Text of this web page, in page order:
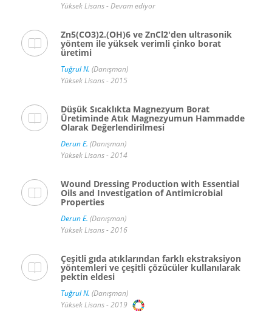
Yüksek Lisans - Devam ediyor
Zn5(CO3)2.(OH)6 ve ZnCl2'den ultrasonik
yöntem ile yüksek verimli çinko borat
üretimi
Tuğrul N. (Danışman)
Yüksek Lisans - 2015
Düşük Sıcaklıkta Magnezyum Borat
Üretiminde Atık Magnezyumun Hammadde
Olarak Değerlendirilmesi
Derun E. (Danışman)
Yüksek Lisans - 2014
Wound Dressing Production with Essential
Oils and Investigation of Antimicrobial
Properties
Derun E. (Danışman)
Yüksek Lisans - 2016
Çeşitli gıda atıklarından farklı ekstraksiyon
yöntemleri ve çeşitli çözücüler kullanılarak
pektin eldesi
Tuğrul N. (Danışman)
Yüksek Lisans - 2019